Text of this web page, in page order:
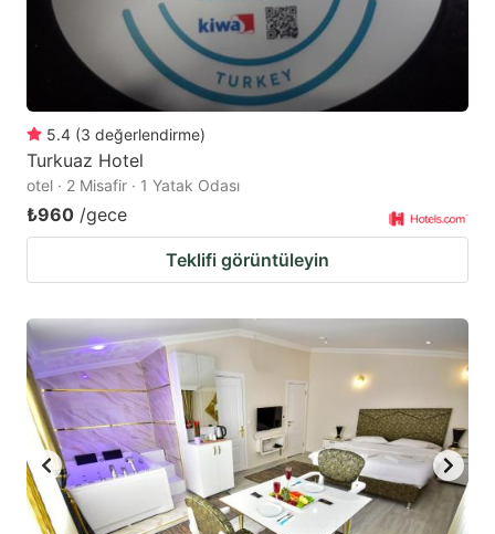
5.4 (3 değerlendirme)
Turkuaz Hotel
otel · 2 Misafir · 1 Yatak Odası
₺960 /gece
Teklifi görüntüleyin